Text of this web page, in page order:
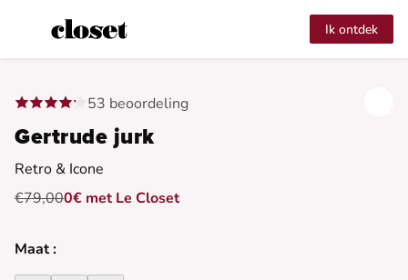
Ik ontdek
53 beoordeling
Gertrude jurk
Retro & Icone
€79,000€ met Le Closet
Maat :